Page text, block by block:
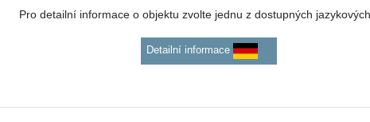
Pro detailní informace o objektu zvolte jednu z dostupných
Detailní informace